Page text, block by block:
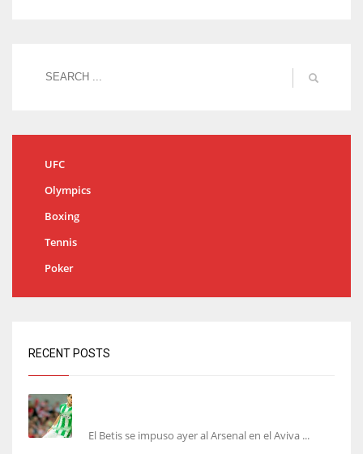
UFC
Olympics
Boxing
Tennis
Poker
RECENT POSTS
El Betis se impuso ayer al Arsenal en el Aviva ...